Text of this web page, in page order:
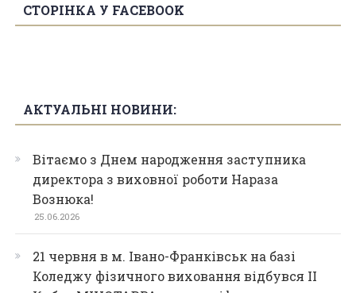
СТОРІНКА У FACEBOOK
АКТУАЛЬНІ НОВИНИ:
Вітаємо з Днем народження заступника
директора з виховної роботи Нараза
Вознюка!
25.06.2026
21 червня в м. Івано-Франківськ на базі
Коледжу фізичного виховання відбувся ІІ